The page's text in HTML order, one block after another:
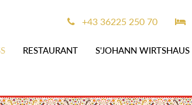
RESTAURANT S'JOHANN WIRTSHAUS
+43 36225 250 70